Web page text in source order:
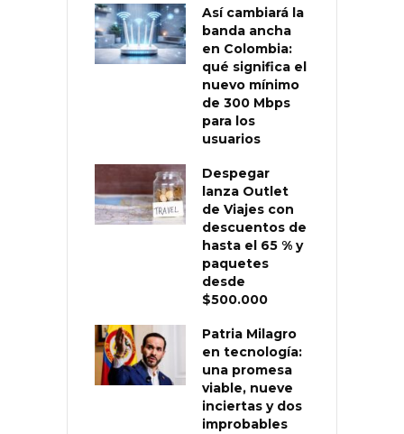
Así cambiará la
banda ancha
en Colombia:
qué significa el
nuevo mínimo
de 300 Mbps
para los
usuarios
Despegar
lanza Outlet
de Viajes con
descuentos de
hasta el 65 % y
paquetes
desde
$500.000
Patria Milagro
en tecnología:
una promesa
viable, nueve
inciertas y dos
improbables